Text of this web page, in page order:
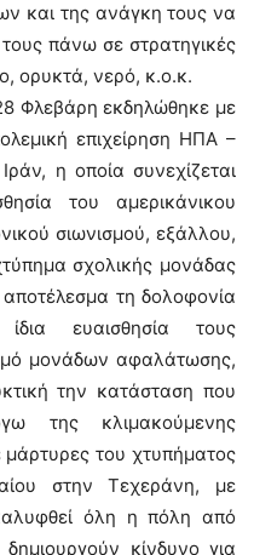
και της ανάγκη τους να
πάνω σε στρατηγικές
ορυκτά, νερό, κ.ο.κ.
Φλεβάρη εκδηλώθηκε με
επιχείρηση ΗΠΑ –
η οποία συνεχίζεται
του αμερικάνικου
σιωνισμού, εξάλλου,
σχολικής μονάδας
τη δολοφονία
ευαισθησία τους
μονάδων αφαλάτωσης,
την κατάσταση που
της κλιμακούμενης
του χτυπήματος
στην Τεχεράνη, με
όλη η πόλη από
κίνδυνο για